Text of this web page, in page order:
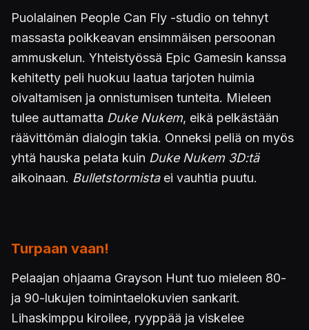
Puolalainen People Can Fly -studio on tehnyt
massasta poikkeavan ensimmäisen persoonan
ammuskelun. Yhteistyössä Epic Gamesin kanssa
kehitetty peli huokuu laatua tarjoten huimia
oivaltamisen ja onnistumisen tunteita. Mieleen
tulee auttamatta Duke Nukem, eikä pelkästään
räävittömän dialogin takia. Onneksi peliä on myös
yhtä hauska pelata kuin Duke Nukem 3D:tä
aikoinaan. Bulletstormistaei vauhtia puutu.
Turpaan vaan!
Pelaajan ohjaama Grayson Hunt tuo mieleen 80-
ja 90-lukujen toimintaelokuvien sankarit.
Lihaskimppu kiroilee, ryyppää ja viskelee